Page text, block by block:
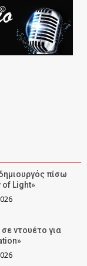
πίσω
of Light»
ντουέτο για